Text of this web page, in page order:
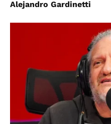
Alejandro Gardinetti